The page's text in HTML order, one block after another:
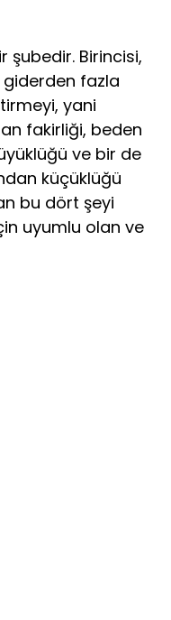
şubedir. Birincisi,
giderden fazla
yani
fakirliği, beden
ve bir de
küçüklüğü
bu dört şeyi
uyumlu olan ve